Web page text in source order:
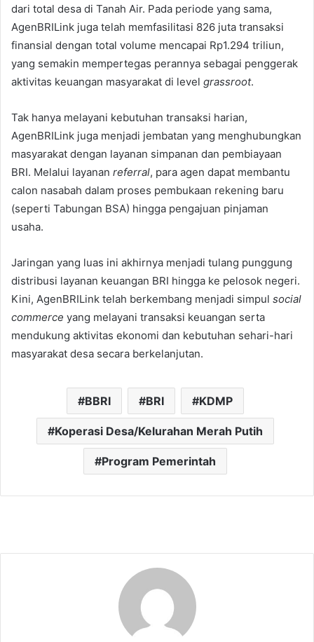
dari total desa di Tanah Air. Pada periode yang sama,
AgenBRILink juga telah memfasilitasi 826 juta transaksi
finansial dengan total volume mencapai Rp1.294 triliun,
yang semakin mempertegas perannya sebagai penggerak
aktivitas keuangan masyarakat di level grassroot.
Tak hanya melayani kebutuhan transaksi harian,
AgenBRILink juga menjadi jembatan yang menghubungkan
masyarakat dengan layanan simpanan dan pembiayaan
BRI. Melalui layanan referral, para agen dapat membantu
calon nasabah dalam proses pembukaan rekening baru
(seperti Tabungan BSA) hingga pengajuan pinjaman
usaha.
Jaringan yang luas ini akhirnya menjadi tulang punggung
distribusi layanan keuangan BRI hingga ke pelosok negeri.
Kini, AgenBRILink telah berkembang menjadi simpul social
commerce yang melayani transaksi keuangan serta
mendukung aktivitas ekonomi dan kebutuhan sehari-hari
masyarakat desa secara berkelanjutan.
BBRI BRI KDMP
Koperasi Desa/Kelurahan Merah Putih
Program Pemerintah